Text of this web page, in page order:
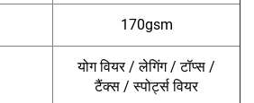
170gsm
योग वियर / लेगिंग / टॉप्स /
टैंक्स / स्पोर्ट्स वियर